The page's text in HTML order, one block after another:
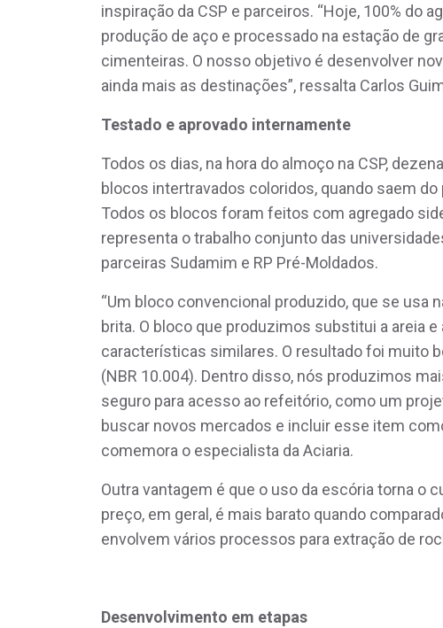
inspiração da CSP e parceiros. “Hoje, 100% do
produção de aço e processado na estação de
cimenteiras. O nosso objetivo é desenvolver
ainda mais as destinações”, ressalta Carlos
Testado e aprovado internamente
Todos os dias, na hora do almoço na CSP,
blocos intertravados coloridos, quando saem
Todos os blocos foram feitos com agregado
representa o trabalho conjunto das
parceiras Sudamim e RP Pré-Moldados.
“Um bloco convencional produzido, que se usa
brita. O bloco que produzimos substitui a areia
características similares. O resultado foi muito
(NBR 10.004). Dentro disso, nós produzimos
seguro para acesso ao refeitório, como um
buscar novos mercados e incluir esse item
comemora o especialista da Aciaria.
Outra vantagem é que o uso da escória torna o
preço, em geral, é mais barato quando
envolvem vários processos para extração de
Desenvolvimento em etapas